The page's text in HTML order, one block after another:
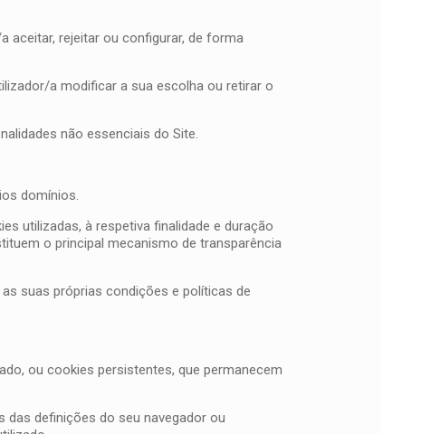
aceitar, rejeitar ou configurar, de forma
a modificar a sua escolha ou retirar o
não essenciais do Site.
domínios.
utilizadas, à respetiva finalidade e duração
o principal mecanismo de transparência
suas próprias condições e políticas de
ou cookies persistentes, que permanecem
das definições do seu navegador ou